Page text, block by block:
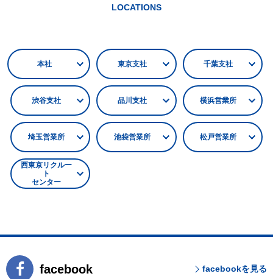
LOCATIONS
本社 東京支社 千葉支社
渋谷支社 品川支社 横浜営業所
埼玉営業所 池袋営業所 松戸営業所
西東京リクルー
ト
センター
facebook facebookを見る